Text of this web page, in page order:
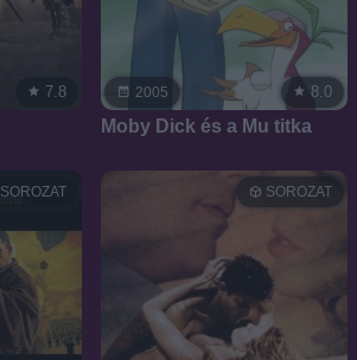
7.8 2005 8.0
Moby Dick és a Mu titka
SOROZAT SOROZAT